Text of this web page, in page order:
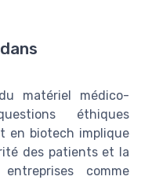
matériel médico-
éthiques
en biotech implique
des patients et la
comme